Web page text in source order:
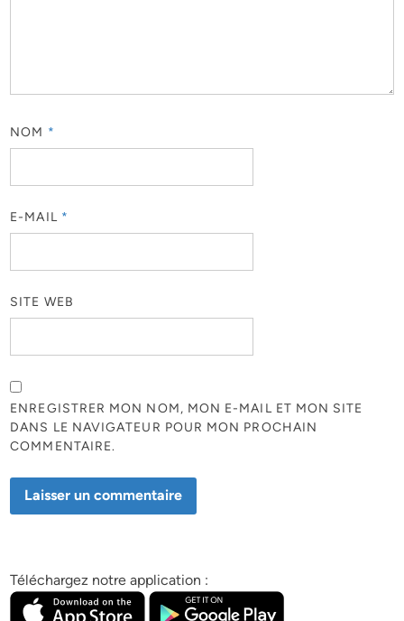
NOM *
E-MAIL *
SITE WEB
ENREGISTRER MON NOM, MON E-MAIL ET MON SITE
DANS LE NAVIGATEUR POUR MON PROCHAIN
COMMENTAIRE.
Téléchargez notre application :